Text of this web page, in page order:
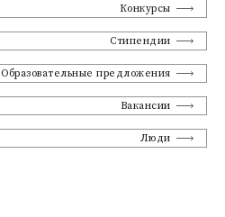
Конкурсы
Стипендии
Образовательные предложения
Вакансии
Люди